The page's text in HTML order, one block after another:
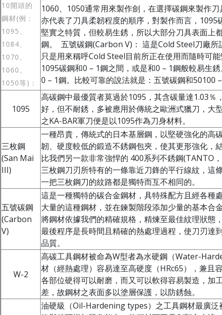
10開頭的
鋼材(例：
1095、
1084、
1070、
1060、
1050等)：
1060、1050通常用來製作劍，在選擇碳鋼來製作
亦代表了刀具柔韌程度的順序，對製作而言，
堅實之特質，但較易生銹，所以大部分刀具表面上
鋼。 五號碳鋼(Carbon V)： 這是Cold Steel刀廠
只是用來稱呼Cold Steel目前所正在使用而隨時可
1095碳鋼和0 – 1鋼之間，或是和0 – 1鋼般較易生
0 – 1鋼。比較可靠的說法就是：五號碳鋼和50100
1095
高碳鋼中最優質者莫過於1095，其含碳量達1.03
好，但不耐銹，多被應用於傳統之歐洲式獵刀，大
之KA-BAR軍刀便是以1095作為刀身材料。
三枚鋼
(San Mai
III)
一種昂貴，傳統式的日本基層鋼，以堅硬強化的高
韌、硬度較低的鍛造不銹鋼包夾，使其更形強化，
比我們另一款非常強悍的 400系列不銹鋼(TANTO
三枚鋼刀刃所特有的一條靠近刀鋒的平行線紋，這
一把三枚鋼刀的紋路都是獨特而互不相同的。
五號碳鋼
(Carbon
V)
這是一種獨特的碳合金鋼材，具特殊配方且經各種
大量的這種鋼材，並在鍊製階段添加少量的基本合
將鋼材依據我們的精確規格，精煉至最佳紋理狀態
最後程序是長時間且精確的熱處理過程，使刀刃達
品質。
W-2
高碳工具鋼材被命為W型者為水硬鋼（Water-
材（經熱處理）容易達至高硬度（HRc65），兼且
各部位硬得可以耐磨，而又可以軟得容易製造，加
差，故鋼材之表面多以塗層保護，以防銹蝕。
油硬級（Oil-Hardening types）之工具鋼材最廣